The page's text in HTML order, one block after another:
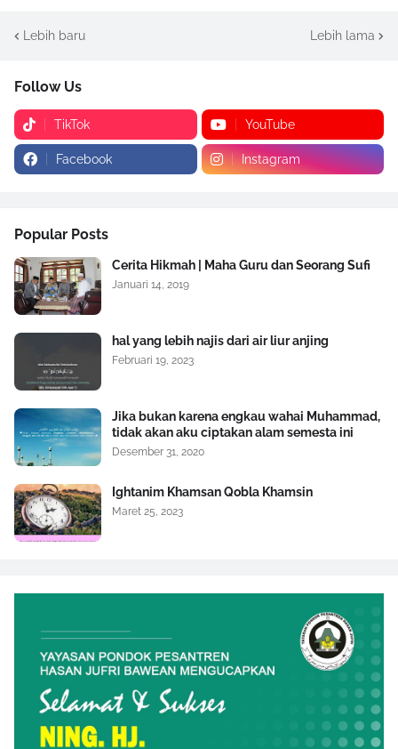
Lebih baru Lebih lama
Follow Us
TikTok YouTube
Facebook Instagram
Popular Posts
Cerita Hikmah | Maha Guru dan Seorang Sufi
Januari 14, 2019
hal yang lebih najis dari air liur anjing
Februari 19, 2023
Jika bukan karena engkau wahai Muhammad,
tidak akan aku ciptakan alam semesta ini
Desember 31, 2020
Ightanim Khamsan Qobla Khamsin
Maret 25, 2023